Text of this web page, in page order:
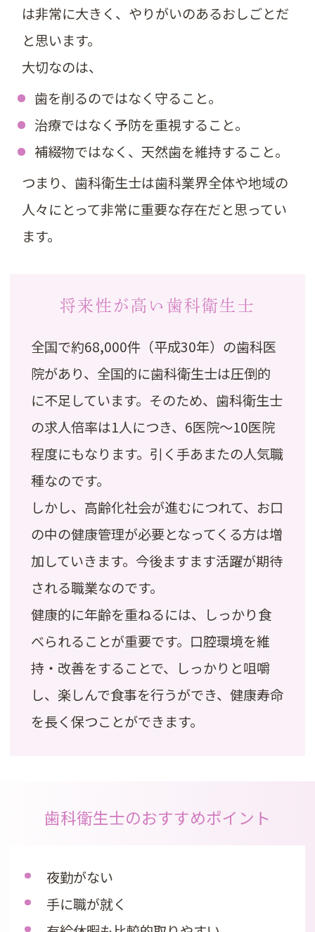
は非常に大きく、やりがいのあるおしごとだ
と思います。
大切なのは、
歯を削るのではなく守ること。
治療ではなく予防を重視すること。
補綴物ではなく、天然歯を維持すること。
つまり、歯科衛生士は歯科業界全体や地域の
人々にとって非常に重要な存在だと思ってい
ます。
将来性が高い歯科衛生士
全国で約68,000件（平成30年）の歯科医
院があり、全国的に歯科衛生士は圧倒的
に不足しています。そのため、歯科衛生士
の求人倍率は1人につき、6医院～10医院
程度にもなります。引く手あまたの人気職
種なのです。
しかし、高齢化社会が進むにつれて、お口
の中の健康管理が必要となってくる方は増
加していきます。今後ますます活躍が期待
される職業なのです。
健康的に年齢を重ねるには、しっかり食
べられることが重要です。口腔環境を維
持・改善をすることで、しっかりと咀嚼
し、楽しんで食事を行うができ、健康寿命
を長く保つことができます。
歯科衛生士のおすすめポイント
夜勤がない
手に職が就く